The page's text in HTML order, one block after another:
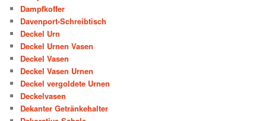
Dampfkoffer
Davenport-Schreibtisch
Deckel Urn
Deckel Urnen Vasen
Deckel Vasen
Deckel Vasen Urnen
Deckel vergoldete Urnen
Deckelvasen
Dekanter Getränkehalter